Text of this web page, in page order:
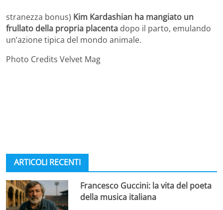
stranezza bonus) Kim Kardashian ha mangiato un
frullato della propria placenta dopo il parto, emulando
un’azione tipica del mondo animale.
Photo Credits Velvet Mag
ARTICOLI RECENTI
Francesco Guccini: la vita del poeta
della musica italiana